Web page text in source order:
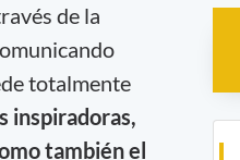
de la
totalmente
inspiradoras,
también el